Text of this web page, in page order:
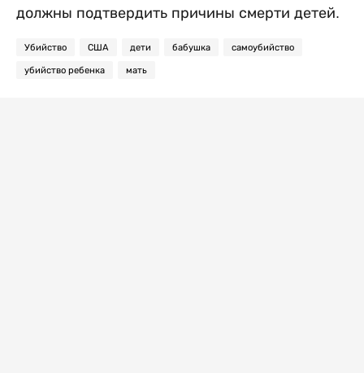
должны подтвердить причины смерти детей.
Убийство США дети бабушка самоубийство
убийство ребенка мать